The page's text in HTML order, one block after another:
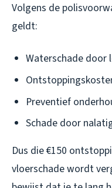
Volgens de
geldt:
Waterschade door
Preventief
Schade door
Dus die €150
vloerschade wordt